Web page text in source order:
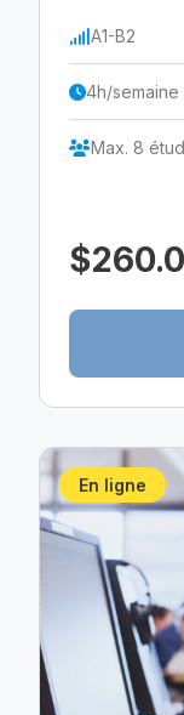
A1-B2
4h/semaine
Max. 8
En ligne